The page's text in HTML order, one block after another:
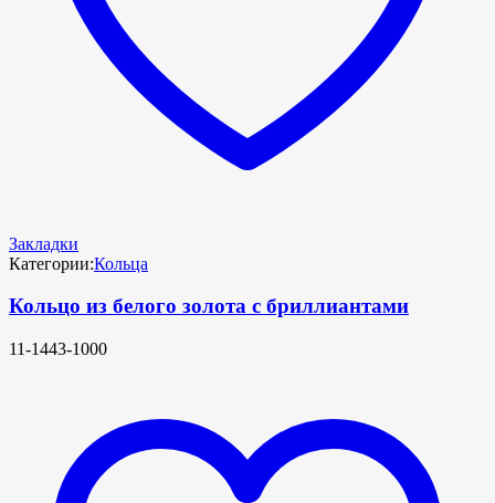
Закладки
Категории:Кольца
Кольцо из белого золота с бриллиантами
11-1443-1000